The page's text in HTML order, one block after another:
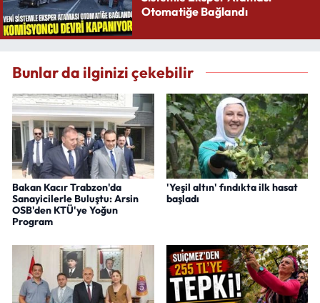
Otomatiğe Bağlandı
Bunlar da ilginizi çekebilir
Bakan Kacır Trabzon'da
Sanayicilerle Buluştu: Arsin
OSB'den KTÜ'ye Yoğun
Program
'Yeşil altın' fındıkta ilk hasat
başladı